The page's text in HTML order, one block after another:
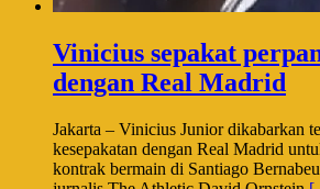
Vinicius sepakat
dengan Real Madrid
Jakarta – Vinicius Junior dikabarkan
kesepakatan dengan Real Madrid
kontrak bermain di Santiago